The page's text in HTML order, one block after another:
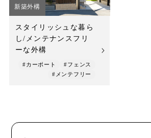
新築外構
スタイリッシュな暮ら
し/メンテナンスフリ
ーな外構
#カーポート
#フェンス
#メンテフリー